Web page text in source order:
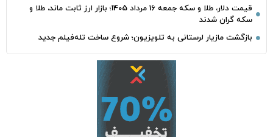
قیمت دلار، طلا و سکه جمعه 16 مرداد 1405؛ بازار ارز ثابت ماند، طلا و
سکه گران شدند
بازگشت مازیار لرستانی به تلویزیون؛ شروع ساخت تله‌فیلم جدید